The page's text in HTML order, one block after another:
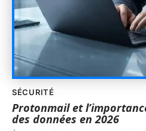
SÉCURITÉ
Protonmail et
des données en 2026